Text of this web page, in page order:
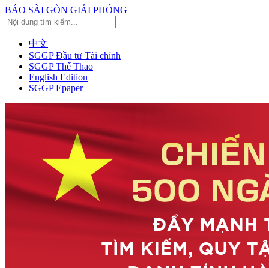
BÁO SÀI GÒN GIẢI PHÓNG
中文
SGGP Đầu tư Tài chính
SGGP Thể Thao
English Edition
SGGP Epaper